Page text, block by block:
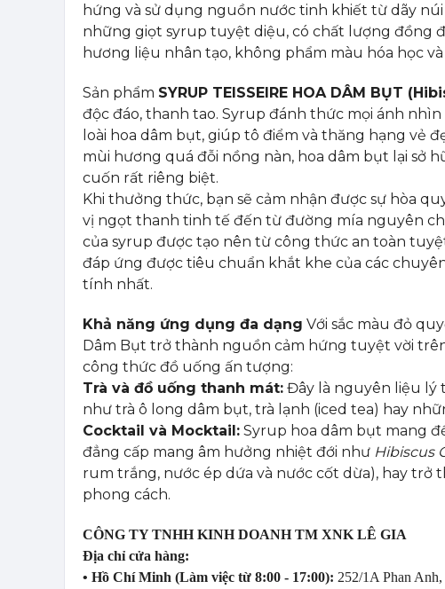
hứng và sử dụng nguồn nước tinh khiết từ dãy
những giọt syrup tuyệt diệu, có chất lượng đồng
hương liệu nhân tạo, không phẩm màu hóa học
Sản phẩm SYRUP TEISSEIRE HOA DÂM BỤT
độc đáo, thanh tao. Syrup đánh thức mọi ánh
loài hoa dâm bụt, giúp tô điểm và thăng hạng vẻ
mùi hương quá đỗi nồng nàn, hoa dâm bụt lại sở
cuốn rất riêng biệt.
Khi thưởng thức, bạn sẽ cảm nhận được sự hòa
vị ngọt thanh tinh tế đến từ đường mía nguyên
của syrup được tạo nên từ công thức an toàn
đáp ứng được tiêu chuẩn khắt khe của các
tính nhất.
Khả năng ứng dụng đa dạng Với sắc màu đỏ
Dâm Bụt trở thành nguồn cảm hứng tuyệt vời
công thức đồ uống ấn tượng:
Trà và đồ uống thanh mát: Đây là nguyên liệu lý
như trà ô long dâm bụt, trà lạnh (iced tea) hay
Cocktail và Mocktail: Syrup hoa dâm bụt mang
đẳng cấp mang âm hưởng nhiệt đới như Hibiscus
rum trắng, nước ép dứa và nước cốt dừa), hay trở
phong cách.
CÔNG TY TNHH KINH DOANH TM XNK LÊ GIA
Địa chỉ cửa hàng:
• Hồ Chí Minh (Làm việc từ 8:00 - 17:00): 252/1A Phan